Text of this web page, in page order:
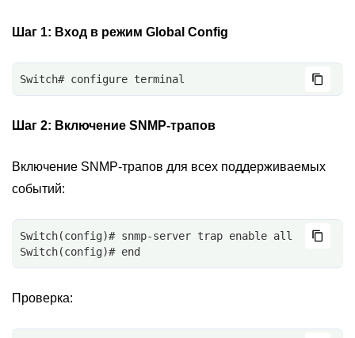
Шаг 1: Вход в режим Global Config
Switch# configure terminal
Шаг 2: Включение SNMP-трапов
Включение SNMP-трапов для всех поддерживаемых
событий:
Switch(config)# snmp-server trap enable all
Switch(config)# end
Проверка: